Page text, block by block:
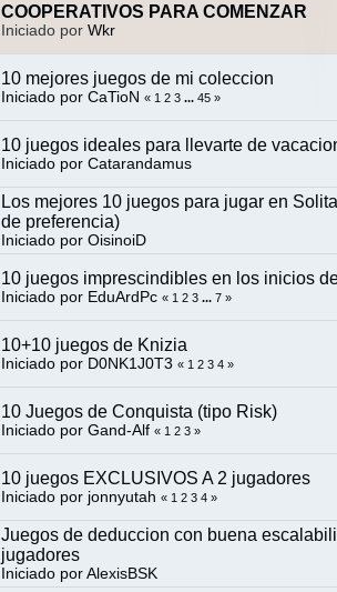
COOPERATIVOS PARA COMENZAR
Iniciado por Wkr
10 mejores juegos de mi coleccion
Iniciado por CaTioN « 1 2 3 ... 45 »
10 juegos ideales para llevarte de
Iniciado por Catarandamus
Los mejores 10 juegos para jugar en
de preferencia)
Iniciado por OisinoiD
10 juegos imprescindibles en los inicios
Iniciado por EduArdPc « 1 2 3 ... 7 »
10+10 juegos de Knizia
Iniciado por D0NK1J0T3 « 1 2 3 4 »
10 Juegos de Conquista (tipo Risk)
Iniciado por Gand-Alf « 1 2 3 »
10 juegos EXCLUSIVOS A 2 jugadores
Iniciado por jonnyutah « 1 2 3 4 »
Juegos de deduccion con buena
jugadores
Iniciado por AlexisBSK